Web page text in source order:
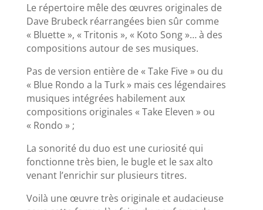
Le répertoire mêle des œuvres originales de
Dave Brubeck réarrangées bien sûr comme
« Bluette », « Tritonis », « Koto Song »… à des
compositions autour de ses musiques.
Pas de version entière de « Take Five » ou du
« Blue Rondo a la Turk » mais ces légendaires
musiques intégrées habilement aux
compositions originales « Take Eleven » ou
« Rondo » ;
La sonorité du duo est une curiosité qui
fonctionne très bien, le bugle et le sax alto
venant l’enrichir sur plusieurs titres.
Voilà une œuvre très originale et audacieuse